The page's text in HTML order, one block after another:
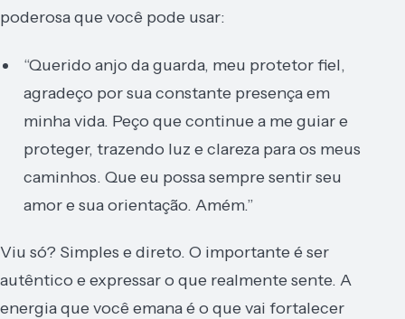
poderosa que você pode usar:
“Querido anjo da guarda, meu protetor fiel,
agradeço por sua constante presença em
minha vida. Peço que continue a me guiar e
proteger, trazendo luz e clareza para os meus
caminhos. Que eu possa sempre sentir seu
amor e sua orientação. Amém.”
Viu só? Simples e direto. O importante é ser
autêntico e expressar o que realmente sente. A
energia que você emana é o que vai fortalecer